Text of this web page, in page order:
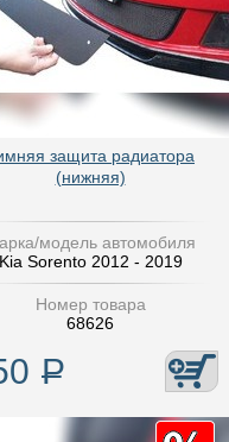
защита радиатора
(нижняя)
модель автомобиля
Kia Sorento 2012 - 2019
Номер товара
68626
Р